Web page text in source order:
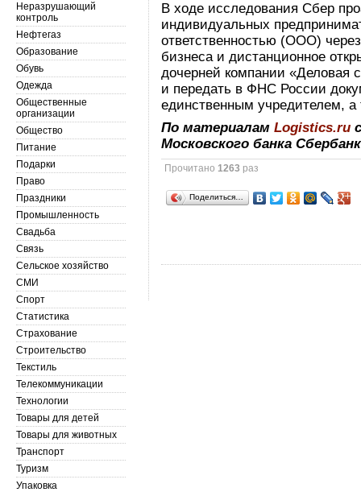
В ходе исследования Сбер
индивидуальных
ответственностью (ООО)
бизнеса и дистанционное
дочерней компании «Деловая
и передать в ФНС России
единственным учредителем, а
По материаламLogistics.ru
Московского банка
Прочитано1263 раз
Поделиться…
Неразрушающий
контроль
Нефтегаз
Образование
Обувь
Одежда
Общественные
организации
Общество
Питание
Подарки
Право
Праздники
Промышленность
Свадьба
Связь
Сельское хозяйство
СМИ
Спорт
Статистика
Страхование
Строительство
Текстиль
Телекоммуникации
Технологии
Товары для детей
Товары для животных
Транспорт
Туризм
Упаковка